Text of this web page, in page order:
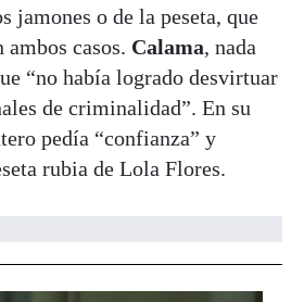
jamones o de la peseta, que
ambos casos. Calama, nada
“no había logrado desvirtuar
de criminalidad”. En su
pedía “confianza” y
rubia de Lola Flores.